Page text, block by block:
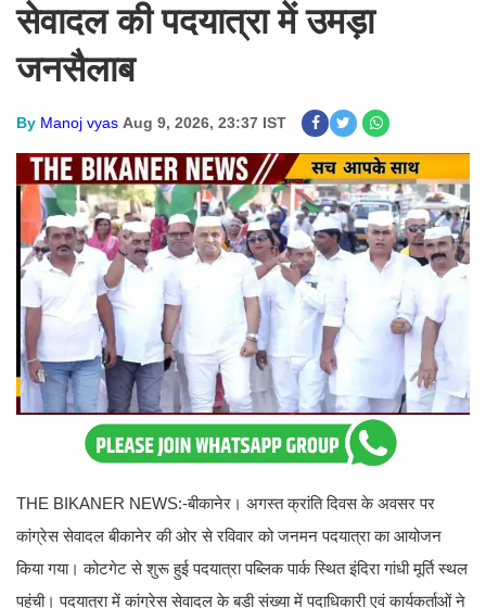
सेवादल की पदयात्रा में उमड़ा
जनसैलाब
By Manoj vyas Aug 9, 2026, 23:37 IST
THE BIKANER NEWS:-बीकानेर। अगस्त क्रांति दिवस के अवसर पर
कांग्रेस सेवादल बीकानेर की ओर से रविवार को जनमन पदयात्रा का आयोजन
किया गया। कोटगेट से शुरू हुई पदयात्रा पब्लिक पार्क स्थित इंदिरा गांधी मूर्ति स्थल
पहुंची। पदयात्रा में कांग्रेस सेवादल के बड़ी संख्या में पदाधिकारी एवं कार्यकर्ताओं ने